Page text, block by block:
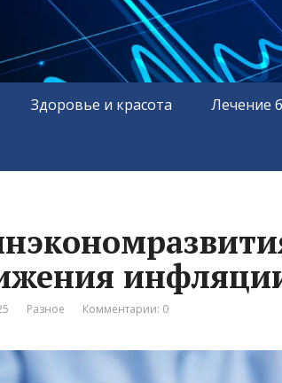
Здоровье и красота Лечение
Разное Комментарии: 0